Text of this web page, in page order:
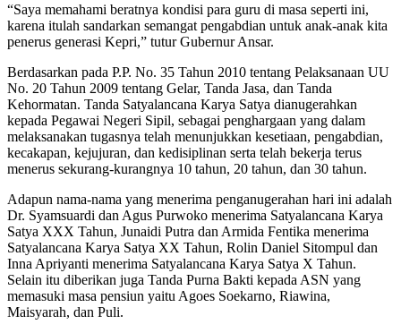
“Saya memahami beratnya kondisi para guru di masa seperti ini,
karena itulah sandarkan semangat pengabdian untuk anak-anak kita
penerus generasi Kepri,” tutur Gubernur Ansar.
Berdasarkan pada P.P. No. 35 Tahun 2010 tentang Pelaksanaan UU
No. 20 Tahun 2009 tentang Gelar, Tanda Jasa, dan Tanda
Kehormatan. Tanda Satyalancana Karya Satya dianugerahkan
kepada Pegawai Negeri Sipil, sebagai penghargaan yang dalam
melaksanakan tugasnya telah menunjukkan kesetiaan, pengabdian,
kecakapan, kejujuran, dan kedisiplinan serta telah bekerja terus
menerus sekurang-kurangnya 10 tahun, 20 tahun, dan 30 tahun.
Adapun nama-nama yang menerima penganugerahan hari ini adalah
Dr. Syamsuardi dan Agus Purwoko menerima Satyalancana Karya
Satya XXX Tahun, Junaidi Putra dan Armida Fentika menerima
Satyalancana Karya Satya XX Tahun, Rolin Daniel Sitompul dan
Inna Apriyanti menerima Satyalancana Karya Satya X Tahun.
Selain itu diberikan juga Tanda Purna Bakti kepada ASN yang
memasuki masa pensiun yaitu Agoes Soekarno, Riawina,
Maisyarah, dan Puli.